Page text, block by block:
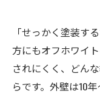
「せっかく塗装す
方にもオフホワイ
されにくく、どん
らです。外壁は10